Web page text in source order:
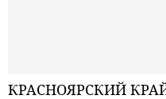
КРАСНОЯРСКИЙ